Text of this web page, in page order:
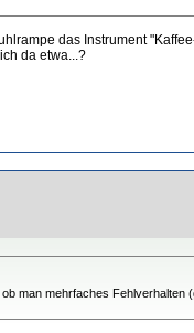
das Instrument
da etwa...?
man mehrfaches Fehlverhalten